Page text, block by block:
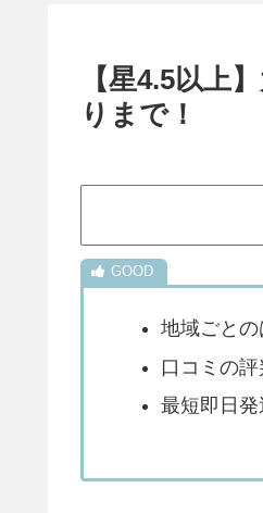
【星4.5以上
りまで！
地域ごと
口コミの
最短即日